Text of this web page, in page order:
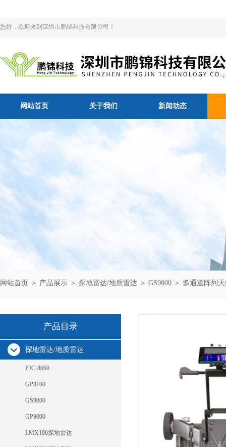
您好，欢迎来到深圳市鹏锦科技有限公司！
网站首页 关于我们 新闻动态
网站首页 ＞ 产品展示 ＞ 探地雷达/地质雷达 ＞ GS9000 ＞ 多通道阵列
产品目录
探地雷达/地质雷达
PJC-8000
GP8100
GS9000
GP8000
LMX100探地雷达